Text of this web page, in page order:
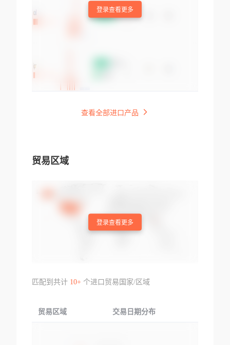
登录查看更多
查看全部进口产品
贸易区域
登录查看更多
匹配到共计 10+个进口贸易国家/区域
贸易区域 交易日期分布